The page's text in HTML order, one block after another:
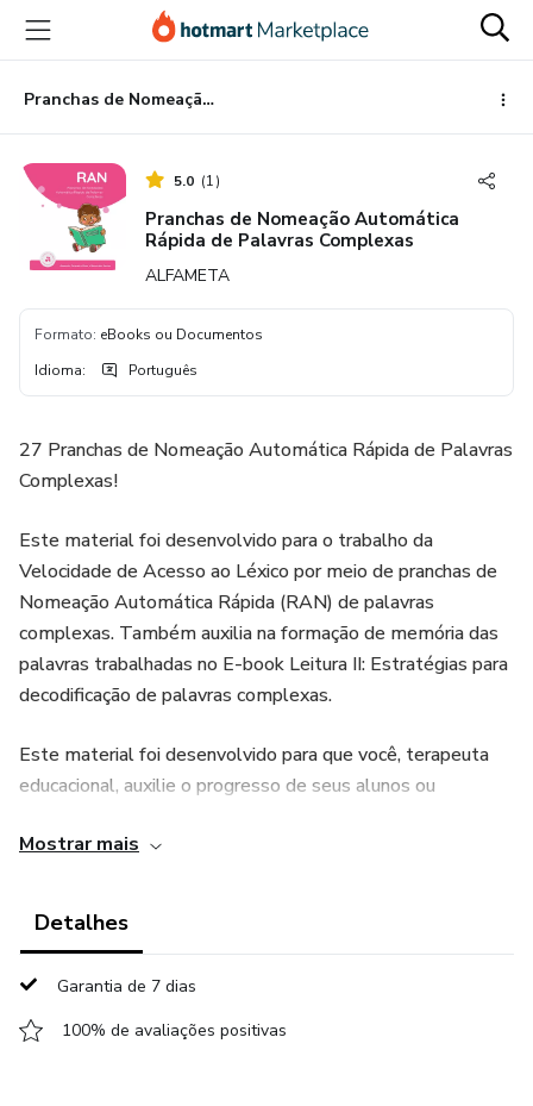
para
conteúdo
principal
para
pagamento
para
rodapé
Pranchas de Nomeação Automática Rápida de Palavras Complexas
5.0 (1)
Pranchas de Nomeação Automática
Rápida de Palavras Complexas
ALFAMETA
Formato: eBooks ou Documentos
Idioma: Português
27 Pranchas de Nomeação Automática Rápida de Palavras
Complexas!
Este material foi desenvolvido para o trabalho da
Velocidade de Acesso ao Léxico por meio de pranchas de
Nomeação Automática Rápida (RAN) de palavras
complexas. Também auxilia na formação de memória das
palavras trabalhadas no E-book Leitura II: Estratégias para
decodificação de palavras complexas.
Este material foi desenvolvido para que você, terapeuta
educacional, auxilie o progresso de seus alunos ou
Léxico, habilidade que faz parte do Processamento
Este material contém pranchas para trabalho das
vogais nasais, arquifonema s, Ç e encontro consonantal.
Mostrar mais
Detalhes
Garantia de 7 dias
100% de avaliações positivas